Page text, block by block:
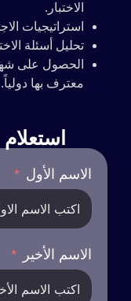
الاختبار.
استراتيجيات
تحليل أسئلة
الحصول على
معترف بها دولياً.
الاسم الأول
الاسم الأخير